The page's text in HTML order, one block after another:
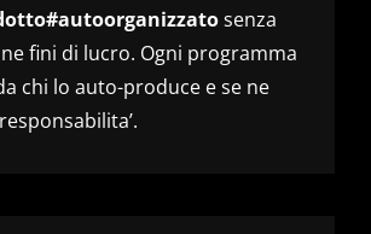
senza
fini di lucro. Ogni programma
chi lo auto-produce e se ne